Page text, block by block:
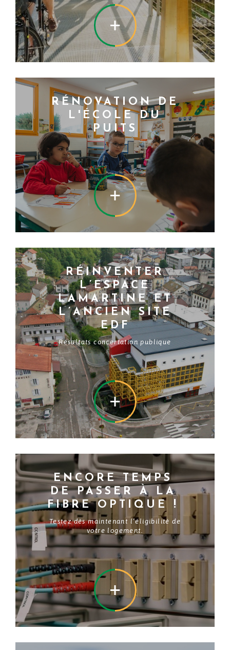
EN SAVOIR +
RÉNOVATION DE
L'ÉCOLE DU
PUITS
EN SAVOIR +
RÉINVENTER
L’ESPACE
LAMARTINE ET
L’ANCIEN SITE
EDF
Résultats concertation publique
EN SAVOIR +
ENCORE TEMPS
DE PASSER À LA
FIBRE OPTIQUE !
Testez dès maintenant l’éligibilité de
votre logement.
EN SAVOIR +